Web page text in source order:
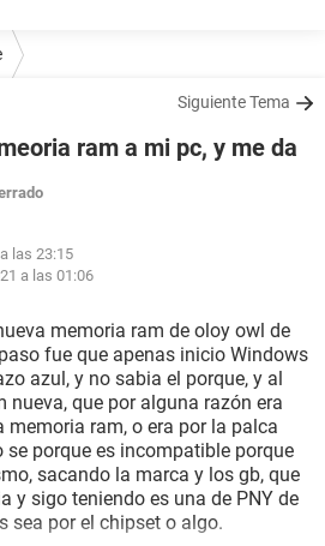
Siguiente Tema
ram a mi pc, y me da
las 23:15
a las 01:06
memoria ram de oloy owl de
fue que apenas inicio Windows
azul, y no sabia el porque, y al
nueva, que por alguna razón era
ram, o era por la palca
se porque es incompatible porque
sacando la marca y los gb, que
y sigo teniendo es una de PNY de
sea por el chipset o algo.